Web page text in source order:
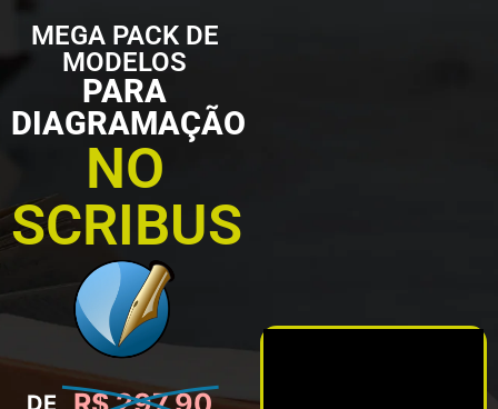
MEGA PACK DE
MODELOS
PARA
DIAGRAMAÇÃO
NO
SCRIBUS
DE